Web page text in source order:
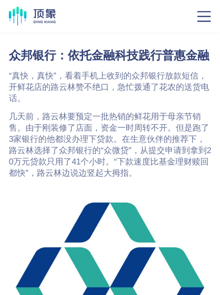
众邦银行：依托金融科技践行普惠金融
“真快，真快”，看着手机上收到的众邦银行放款短信，
开鲜花店的路云林赞不绝口，急忙拨通了花农的送货电
话。
几天前，路云林要预定一批热销的鲜花用于母亲节销
售。由于刚装修了店面，资金一时周转不开。但是跑了
3家银行的他都没办理下贷款。在生意伙伴的推荐下，
路云林选择了众邦银行的“众微贷”，从提交申请到拿到2
0万元贷款只用了41个小时。“下款速度比基金理财赎回
都快”，路云林边说边竖起大拇指。